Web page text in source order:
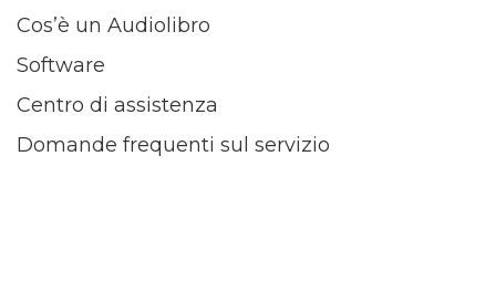
Cos’è un Audiolibro
Software
Centro di assistenza
Domande frequenti sul servizio